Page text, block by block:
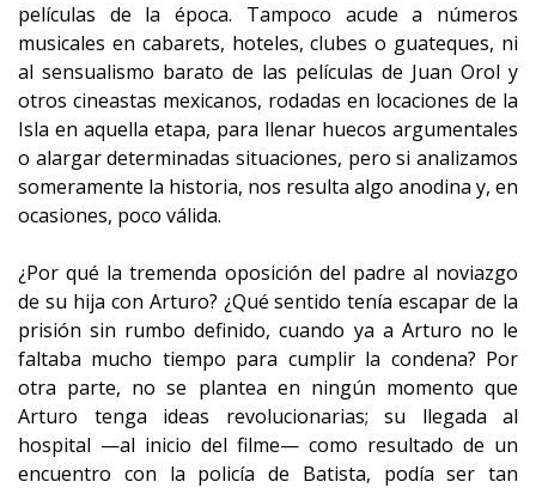
películas de la época. Tampoco acude a números
musicales en cabarets, hoteles, clubes o guateques, ni
al sensualismo barato de las películas de Juan Orol y
otros cineastas mexicanos, rodadas en locaciones de la
Isla en aquella etapa, para llenar huecos argumentales
o alargar determinadas situaciones, pero si analizamos
someramente la historia, nos resulta algo anodina y, en
ocasiones, poco válida.
¿Por qué la tremenda oposición del padre al noviazgo
de su hija con Arturo? ¿Qué sentido tenía escapar de la
prisión sin rumbo definido, cuando ya a Arturo no le
faltaba mucho tiempo para cumplir la condena? Por
otra parte, no se plantea en ningún momento que
Arturo tenga ideas revolucionarias; su llegada al
hospital —al inicio del filme— como resultado de un
encuentro con la policía de Batista, podía ser tan